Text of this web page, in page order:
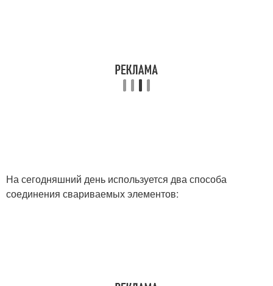
На сегодняшний день используется два способа
соединения свариваемых элементов: